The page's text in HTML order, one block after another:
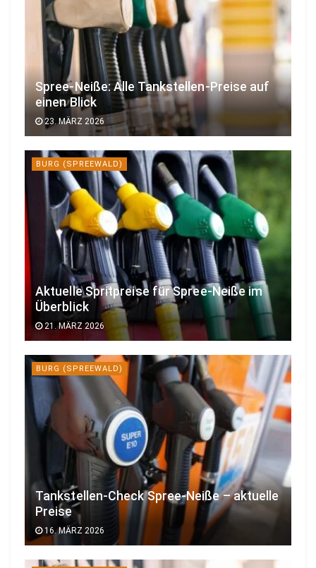
Spree-Neiße: Alle Tankstellen-Preise auf
einen Blick
23. MÄRZ 2026
BURG (SPREEWALD)
Aktuelle Spritpreise für Spree-Neiße im
Überblick
21. MÄRZ 2026
BURG (SPREEWALD)
Tankstellen-Check Spree-Neiße – aktuelle
Preise
16. MÄRZ 2026